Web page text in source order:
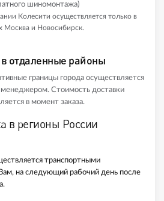
шиномонтажа)
Колесити осуществляется только в
Москва и Новосибирск.
отдаленные районы
границы города осуществляется
менеджером. Стоимость доставки
в момент заказа.
в регионы России
транспортными
на следующий рабочий день после